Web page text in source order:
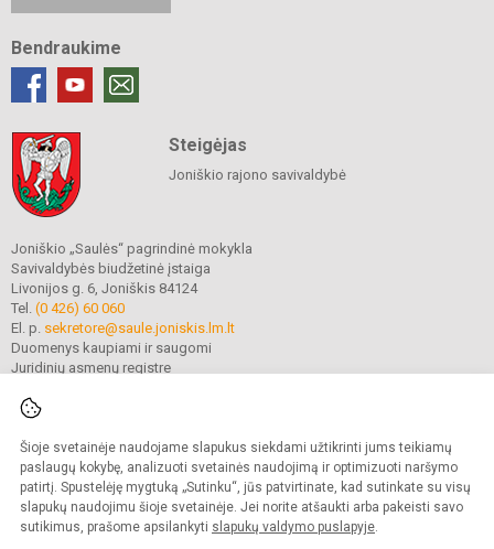
Šioje svetainėje naudojame slapukus siekdami užtikrinti jums teikiamų
paslaugų kokybę, analizuoti svetainės naudojimą ir optimizuoti naršymo
patirtį. Spustelėję mygtuką „Sutinku“, jūs patvirtinate, kad sutinkate su visų
slapukų naudojimu šioje svetainėje. Jei norite atšaukti arba pakeisti savo
sutikimus, prašome apsilankyti slapukų valdymo puslapyje.
Bendraukime
Steigėjas
Joniškio rajono savivaldybė
Joniškio „Saulės“ pagrindinė mokykla
Savivaldybės biudžetinė įstaiga
Livonijos g. 6, Joniškis 84124
Tel. (0 426) 60 060
El. p. sekretore@saule.joniskis.lm.lt
Duomenys kaupiami ir saugomi
Juridinių asmenų registre
© 2023. Joniškio „Saulės“ pagrindinė mokykla. Visos teisės saugomos.
Kopijuoti turinį be raštiško įstaigos administracijos sutikimo griežtai draudžiama.
Versija neįgaliesiems Slapukų politika